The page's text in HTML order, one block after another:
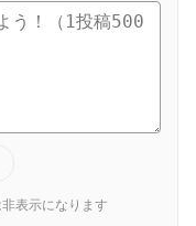
表示になります